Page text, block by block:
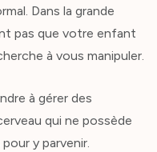
Dans la grande
pas que votre enfant
à vous manipuler.
à gérer des
qui ne possède
y parvenir.